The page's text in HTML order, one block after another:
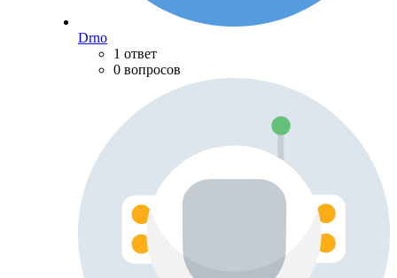
Drno
1 ответ
0 вопросов